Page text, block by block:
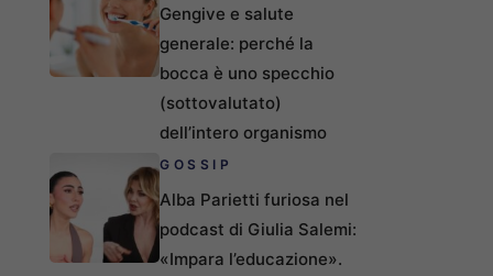
Gengive e salute
generale: perché la
bocca è uno specchio
(sottovalutato)
dell’intero organismo
GOSSIP
Alba Parietti furiosa nel
podcast di Giulia Salemi:
«Impara l’educazione».